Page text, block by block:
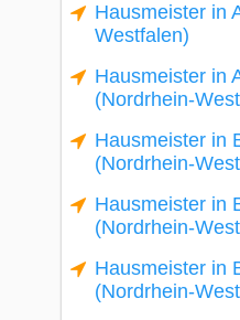
Hausmeister in
Westfalen)
Hausmeister in
(Nordrhein-
Hausmeister in
(Nordrhein-
Hausmeister in
(Nordrhein-
Hausmeister in
(Nordrhein-